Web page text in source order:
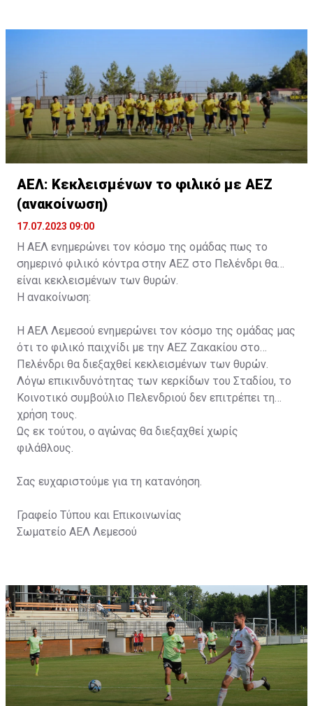
ονοματεπώνυμο, αριθμός πινακίδας αυτοκινήτου,
ΑΕΛ: Κεκλεισμένων το φιλικό με ΑΕΖ
(ανακοίνωση)
17.07.2023 09:00
Η ΑΕΛ ενημερώνει τον κόσμο της ομάδας πως το
σημερινό φιλικό κόντρα στην ΑΕΖ στο Πελένδρι θα
είναι κεκλεισμένων των θυρών.
Η ανακοίνωση:
Η ΑΕΛ Λεμεσού ενημερώνει τον κόσμο της ομάδας μας
ότι το φιλικό παιχνίδι με την ΑΕΖ Ζακακίου στο
Πελένδρι θα διεξαχθεί κεκλεισμένων των θυρών.
Λόγω επικινδυνότητας των κερκίδων του Σταδίου, το
Κοινοτικό συμβούλιο Πελενδριού δεν επιτρέπει τη
χρήση τους.
Ως εκ τούτου, ο αγώνας θα διεξαχθεί χωρίς
φιλάθλους.
Σας ευχαριστούμε για τη κατανόηση.
Γραφείο Τύπου και Επικοινωνίας
Σωματείο ΑΕΛ Λεμεσού